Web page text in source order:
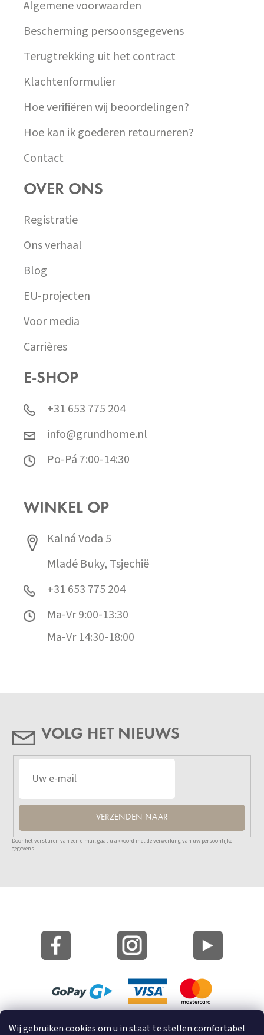
Wij gebruiken cookies om u in staat te stellen comfortabel
Algemene voorwaarden
Bescherming persoonsgegevens
Terugtrekking uit het contract
Klachtenformulier
Hoe verifiëren wij beoordelingen?
Hoe kan ik goederen retourneren?
Contact
OVER ONS
Registratie
Ons verhaal
Blog
EU-projecten
Voor media
Carrières
E-SHOP
+31 653 775 204
info@grundhome.nl
Po-Pá 7:00-14:30
WINKEL OP
Kalná Voda 5
Mladé Buky, Tsjechië
+31 653 775 204
Ma-Vr 9:00-13:30
Ma-Vr 14:30-18:00
VOLG HET NIEUWS
VERZENDEN NAAR
Door het versturen van een e-mail gaat u akkoord met de verwerking van uw persoonlijke
gegevens.